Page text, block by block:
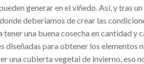
generar en el viñedo. Así, y tras
deberíamos de crear las
tener una buena cosecha en cantidad y
diseñadas para obtener los elementos
una cubierta vegetal de invierno, eso